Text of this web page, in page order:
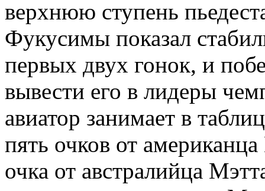
верхнюю ступень
Фукусимы показал
первых двух гонок, и
вывести его в лидеры
авиатор занимает в
пять очков от
очка от австралийца